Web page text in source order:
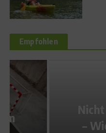
Empfohlen
– Wie viel